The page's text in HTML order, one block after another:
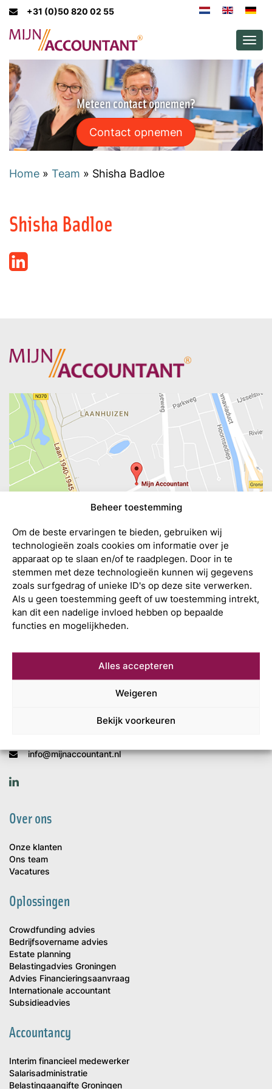
Beheer toestemming
Om de beste ervaringen te bieden, gebruiken wij
technologieën zoals cookies om informatie over je
apparaat op te slaan en/of te raadplegen. Door in te
stemmen met deze technologieën kunnen wij gegevens
zoals surfgedrag of unieke ID's op deze site verwerken.
Als u geen toestemming geeft of uw toestemming intrekt,
kan dit een nadelige invloed hebben op bepaalde
functies en mogelijkheden.
Alles accepteren
Weigeren
Bekijk voorkeuren
+31 (0)50 820 02 55
Meteen contact opnemen?
Contact opnemen
Home » Team » Shisha Badloe
Shisha Badloe
Wat is uw
info@mijnaccountant.nl
Over ons
Onze klanten
Ons team
Vacatures
Oplossingen
Crowdfunding advies
Bedrijfsovername advies
Estate planning
Belastingadvies Groningen
Advies Financieringsaanvraag
Internationale accountant
Subsidieadvies
Accountancy
Interim financieel medewerker
Salarisadministratie
Belastingaangifte Groningen